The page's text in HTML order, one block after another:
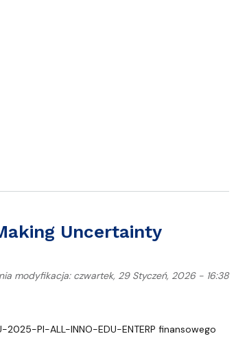
Uncertainty
modyfikacja: czwartek, 29 Styczeń, 2026 - 16:38
2025-PI-ALL-INNO-EDU-ENTERP finansowego